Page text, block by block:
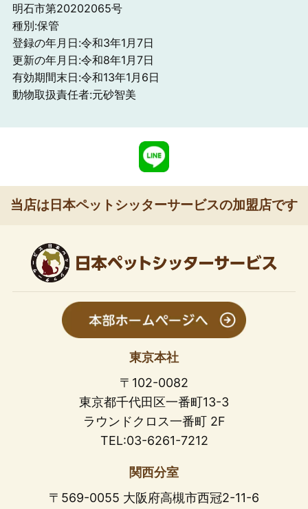
明石市第20202065号
種別:保管
登録の年月日:令和3年1月7日
更新の年月日:令和8年1月7日
有効期間末日:令和13年1月6日
動物取扱責任者:元砂智美
当店は日本ペットシッターサービスの加盟店です
東京本社
〒102-0082
東京都千代田区一番町13-3
ラウンドクロス一番町 2F
TEL:03-6261-7212
関西分室
〒569-0055 大阪府高槻市西冠2-11-6